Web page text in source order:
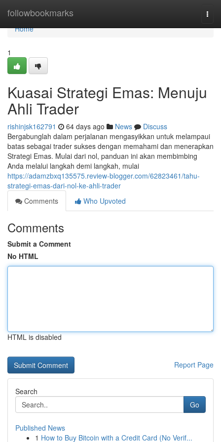
followbookmarks
Home
Home
1
Kuasai Strategi Emas: Menuju
Ahli Trader
rishinjsk162791 64 days ago News
Discuss
Bergabunglah dalam perjalanan mengasyikkan untuk melampaui
batas sebagai trader sukses dengan memahami dan menerapkan
Strategi Emas. Mulai dari nol, panduan ini akan membimbing
Anda melalui langkah demi langkah, mulai
https://adamzbxq135575.review-blogger.com/62823461/tahu-
strategi-emas-dari-nol-ke-ahli-trader
Comments
Who Upvoted
Comments
Submit a Comment
No HTML
HTML is disabled
Report Page
Search
Go
Published News
1 How to Buy Bitcoin with a Credit Card (No Verif...